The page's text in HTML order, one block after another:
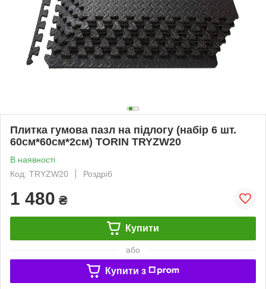
Плитка гумова пазл на підлогу (набір 6 шт.
60см*60см*2см) TORIN TRYZW20
В наявності
Код: TRYZW20
Роздріб
1 480 ₴
Купити
або
Купити з